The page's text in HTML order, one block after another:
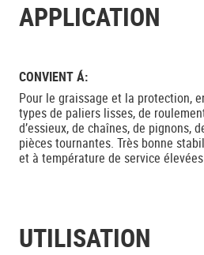
APPLICATION
CONVIENT Á:
Pour le graissage et la protection,
types de paliers lisses, de
d’essieux, de chaînes, de pignons,
pièces tournantes. Très bonne
et à température de service
UTILISATION